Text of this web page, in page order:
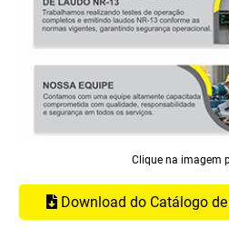
Clique na imagem
Download do Catálogo